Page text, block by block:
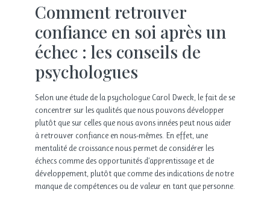
Comment retrouver
confiance en soi après un
échec : les conseils de
psychologues
Selon une étude de la psychologue Carol Dweck, le fait de se
concentrer sur les qualités que nous pouvons développer
plutôt que sur celles que nous avons innées peut nous aider
à retrouver confiance en nous-mêmes. En effet, une
mentalité de croissance nous permet de considérer les
échecs comme des opportunités d’apprentissage et de
développement, plutôt que comme des indications de notre
manque de compétences ou de valeur en tant que personne.